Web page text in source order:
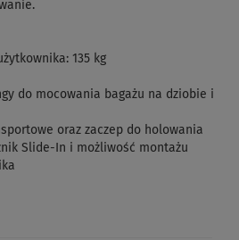
135 kg
do mocowania bagażu na dziobie i
oraz zaczep do holowania
Slide-In i możliwość montażu